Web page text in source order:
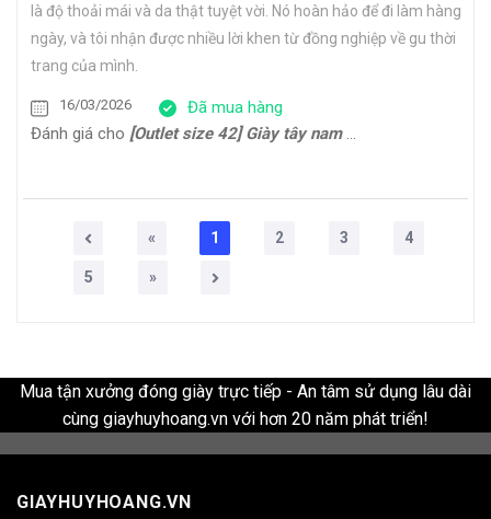
là độ thoải mái và da thật tuyệt vời. Nó hoàn hảo để đi làm hàng
ngày, và tôi nhận được nhiều lời khen từ đồng nghiệp về gu thời
trang của mình.
16/03/2026
Đã mua hàng
Đánh giá cho [Outlet size 42] Giày tây nam Oxford công sở cao cấp ERIC
« 1 2 3 4
5 »
Mua tận xưởng đóng giày trực tiếp - An tâm sử dụng lâu dài
cùng giayhuyhoang.vn với hơn 20 năm phát triển!
GIAYHUYHOANG.VN